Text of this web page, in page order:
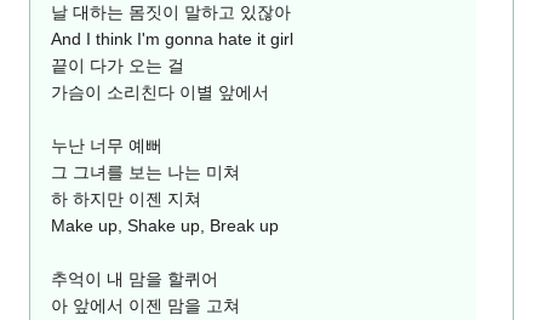
날 대하는 몸짓이 말하고 있잖아
And I think I'm gonna hate it girl
끝이 다가 오는 걸
가슴이 소리친다 이별 앞에서
누난 너무 예뻐
그 그녀를 보는 나는 미쳐
하 하지만 이젠 지쳐
Make up, Shake up, Break up
추억이 내 맘을 할퀴어
아 앞에서 이젠 맘을 고쳐